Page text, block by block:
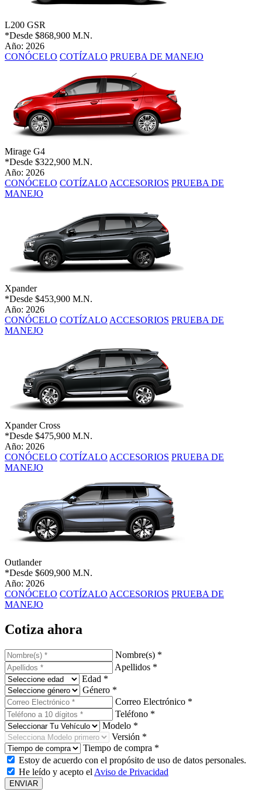
L200 GSR
*Desde $868,900 M.N.
Año: 2026
CONÓCELO COTÍZALO PRUEBA DE MANEJO
Mirage G4
*Desde $322,900 M.N.
Año: 2026
CONÓCELO COTÍZALO ACCESORIOS PRUEBA DE
MANEJO
Xpander
*Desde $453,900 M.N.
Año: 2026
CONÓCELO COTÍZALO ACCESORIOS PRUEBA DE
MANEJO
Xpander Cross
*Desde $475,900 M.N.
Año: 2026
CONÓCELO COTÍZALO ACCESORIOS PRUEBA DE
MANEJO
Outlander
*Desde $609,900 M.N.
Año: 2026
CONÓCELO COTÍZALO ACCESORIOS PRUEBA DE
MANEJO
Cotiza ahora
Nombre(s) *
Apellidos *
Edad *
Género *
Correo Electrónico *
Teléfono *
Modelo *
Versión *
Tiempo de compra *
Estoy de acuerdo con el propósito de uso de datos personales.
He leído y acepto el Aviso de Privacidad